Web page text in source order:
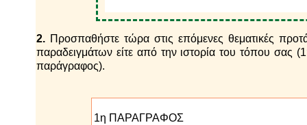
2. Προσπαθήστε τώρα στις επόμενες θεματικές
παραδειγμάτων είτε από την ιστορία του τόπου σας
παράγραφος).
1η ΠΑΡΑΓΡΑΦΟΣ